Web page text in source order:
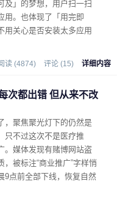
及」的梦想，用户扫一扫
用。也体现了「用完即
用关心是否安装太多应用
读 (4874) 评论 (15) 详细内容
次都出错 但从来不改
，聚焦聚光灯下的仍然是
只不过这次不是医疗推
。媒体发现有赌博网站盗
，被标注“商业推广”字样悄
9点前全部下线，恢复自然